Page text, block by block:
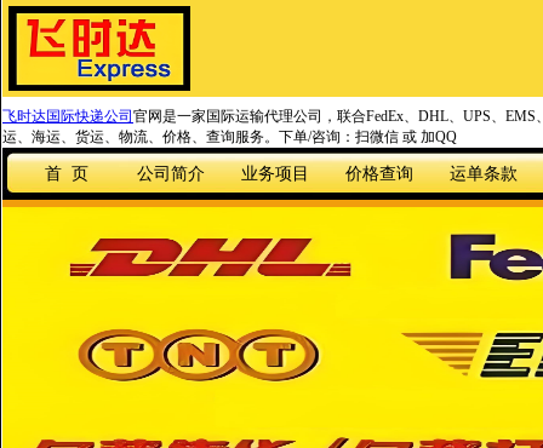
飞时达国际快递公司 官网是一家国际运输代理公司，联合FedEx、DHL、UPS、
运、海运、货运、物流、价格、查询服务。下单/咨询：扫微信 或 加QQ
首 页 公司简介 业务项目 价格查询 运单条款